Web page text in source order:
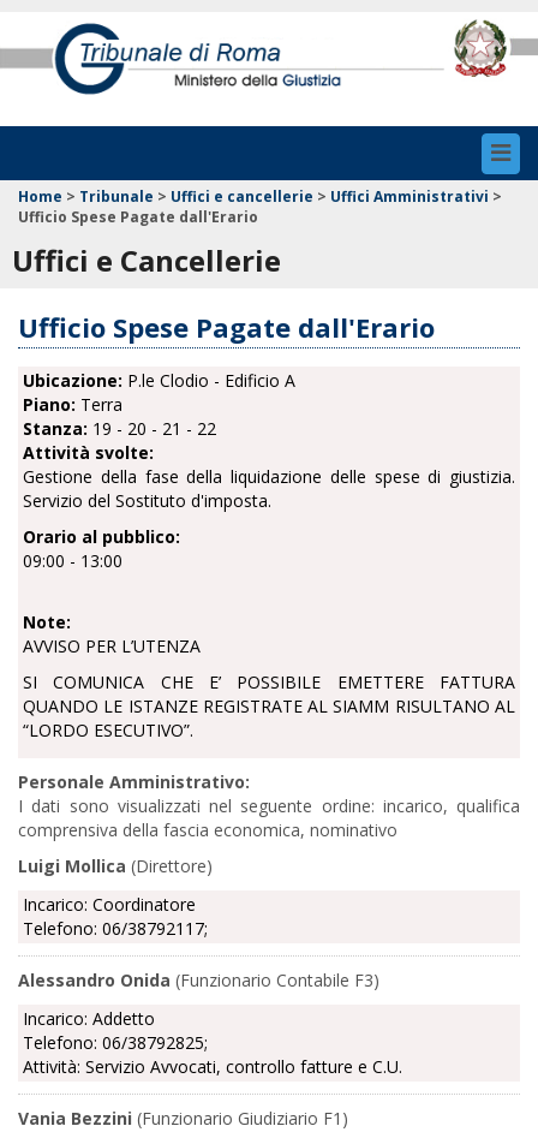
Home > Tribunale > Uffici e cancellerie > Uffici Amministrativi >
Ufficio Spese Pagate dall'Erario
Uffici e Cancellerie
Ufficio Spese Pagate dall'Erario
Ubicazione: P.le Clodio - Edificio A
Piano: Terra
Stanza: 19 - 20 - 21 - 22
Attività svolte:
Gestione della fase della liquidazione delle spese di giustizia.
Servizio del Sostituto d'imposta.
Orario al pubblico:
09:00 - 13:00
Note:
AVVISO PER L’UTENZA
SI COMUNICA CHE E’ POSSIBILE EMETTERE FATTURA
QUANDO LE ISTANZE REGISTRATE AL SIAMM RISULTANO AL
“LORDO ESECUTIVO”.
Personale Amministrativo:
I dati sono visualizzati nel seguente ordine: incarico, qualifica
comprensiva della fascia economica, nominativo
Luigi Mollica (Direttore)
Incarico: Coordinatore
Telefono: 06/38792117;
Alessandro Onida (Funzionario Contabile F3)
Incarico: Addetto
Telefono: 06/38792825;
Attività: Servizio Avvocati, controllo fatture e C.U.
Vania Bezzini (Funzionario Giudiziario F1)